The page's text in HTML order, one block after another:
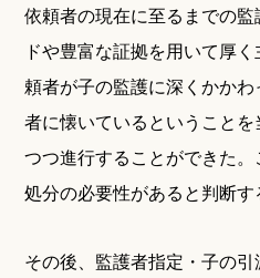
依頼者の現在に至るまでの
ドや豊富な証拠を用いて厚
頼者が子の監護に深くかか
者に懐いているということ
つつ進行することができた
処分の必要性があると判断す
その後、監護者指定・子の引